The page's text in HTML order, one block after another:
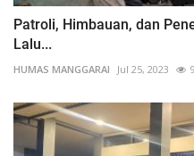
Patroli, Himbauan, dan
Lalu...
HUMAS MANGGARAI Jul 25, 2023